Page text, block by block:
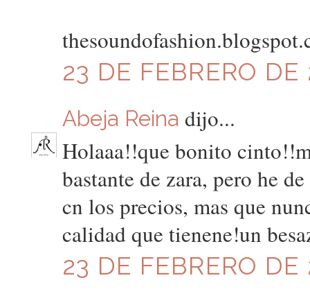
23 DE FEBRERO
Abeja Reina dijo...
Holaaa!!que bonito
bastante de zara, pero he
cn los precios, mas que
calidad que tienene!un
23 DE FEBRERO